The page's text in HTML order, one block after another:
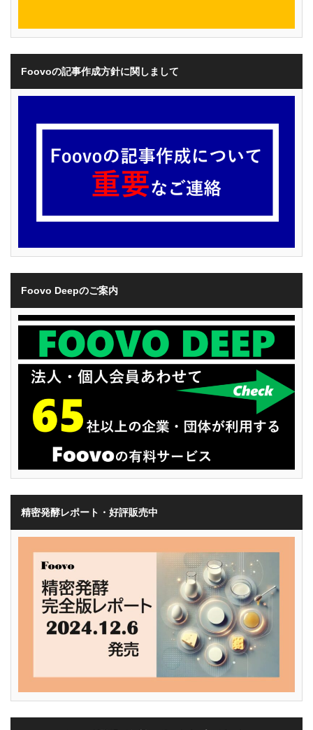
Foovoの記事作成方針に関しまして
Foovo Deepのご案内
精密発酵レポート・好評販売中